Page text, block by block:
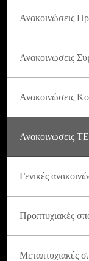
Ανακοινώσεις
Ανακοινώσεις
Ανακοινώσεις
Ανακοινώσεις
Γενικές
Προπτυχιακές
Μεταπτυχιακές